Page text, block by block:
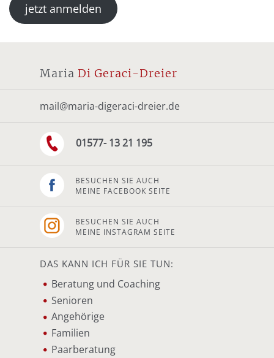
jetzt anmelden
Maria Di Geraci-Dreier
mail@maria-digeraci-dreier.de
01577- 13 21 195
BESUCHEN SIE AUCH
MEINE FACEBOOK SEITE
BESUCHEN SIE AUCH
MEINE INSTAGRAM SEITE
DAS KANN ICH FÜR SIE TUN:
Beratung und Coaching
Senioren
Angehörige
Familien
Paarberatung